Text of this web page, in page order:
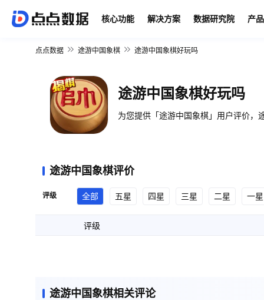
核心功能 解决方案 数据研究院 产
点点数据 途游中国象棋 途游中国象棋好玩吗
途游中国象棋好玩吗
为您提供「途游中国象棋」用户评价，
途游中国象棋评价
评级 全部 五星 四星 三星 二星 一星
评级
途游中国象棋相关评论